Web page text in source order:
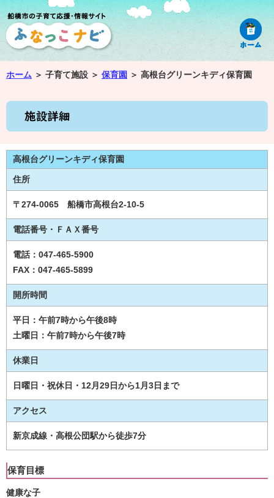
ホーム ＞ 子育て施設 ＞ 保育園 ＞ 高根台グリーンキディ保育園
高根台グリーンキディ保育園
住所
〒274-0065 船橋市高根台2-10-5
電話番号・ＦＡＸ番号
電話：047-465-5900
FAX：047-465-5899
開所時間
平日：午前7時から午後8時
土曜日：午前7時から午後7時
休業日
日曜日・祝休日・12月29日から1月3日まで
アクセス
新京成線・高根公団駅から徒歩7分
保育目標
健康な子